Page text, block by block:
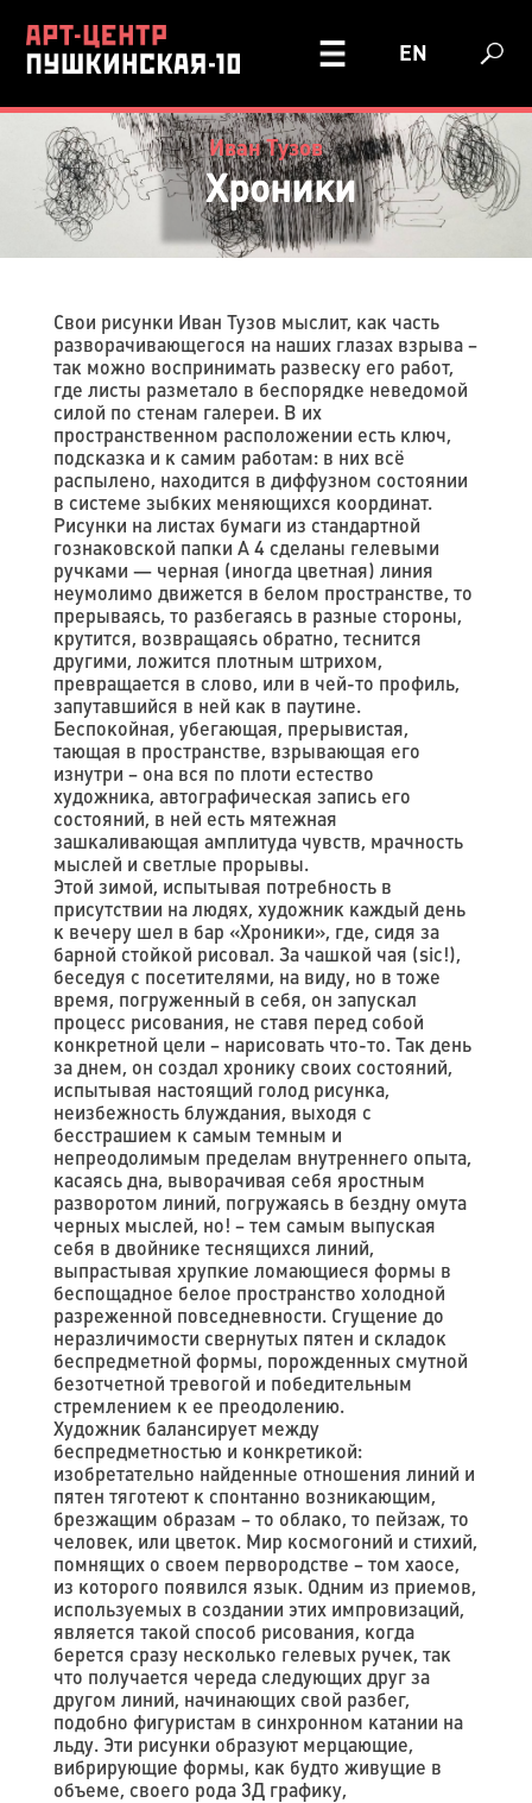
EN
Иван Тузов
Хроники
Свои рисунки Иван Тузов мыслит, как часть
разворачивающегося на наших глазах взрыва –
так можно воспринимать развеску его работ,
где листы разметало в беспорядке неведомой
силой по стенам галереи. В их
пространственном расположении есть ключ,
подсказка и к самим работам: в них всё
распылено, находится в диффузном состоянии
в системе зыбких меняющихся координат.
Рисунки на листах бумаги из стандартной
гознаковской папки А 4 сделаны гелевыми
ручками — черная (иногда цветная) линия
неумолимо движется в белом пространстве, то
прерываясь, то разбегаясь в разные стороны,
крутится, возвращаясь обратно, теснится
другими, ложится плотным штрихом,
превращается в слово, или в чей-то профиль,
запутавшийся в ней как в паутине.
Беспокойная, убегающая, прерывистая,
тающая в пространстве, взрывающая его
изнутри – она вся по плоти естество
художника, автографическая запись его
состояний, в ней есть мятежная
зашкаливающая амплитуда чувств, мрачность
мыслей и светлые прорывы.
Этой зимой, испытывая потребность в
присутствии на людях, художник каждый день
к вечеру шел в бар «Хроники», где, сидя за
барной стойкой рисовал. За чашкой чая (sic!),
беседуя с посетителями, на виду, но в тоже
время, погруженный в себя, он запускал
процесс рисования, не ставя перед собой
конкретной цели – нарисовать что-то. Так день
за днем, он создал хронику своих состояний,
испытывая настоящий голод рисунка,
неизбежность блуждания, выходя с
бесстрашием к самым темным и
непреодолимым пределам внутреннего опыта,
касаясь дна, выворачивая себя яростным
разворотом линий, погружаясь в бездну омута
черных мыслей, но! – тем самым выпуская
себя в двойнике теснящихся линий,
выпрастывая хрупкие ломающиеся формы в
беспощадное белое пространство холодной
разреженной повседневности. Сгущение до
неразличимости свернутых пятен и складок
беспредметной формы, порожденных смутной
безотчетной тревогой и победительным
стремлением к ее преодолению.
Художник балансирует между
беспредметностью и конкретикой:
изобретательно найденные отношения линий и
пятен тяготеют к спонтанно возникающим,
брезжащим образам – то облако, то пейзаж, то
человек, или цветок. Мир космогоний и стихий,
помнящих о своем первородстве – том хаосе,
из которого появился язык. Одним из приемов,
используемых в создании этих импровизаций,
является такой способ рисования, когда
берется сразу несколько гелевых ручек, так
что получается череда следующих друг за
другом линий, начинающих свой разбег,
подобно фигуристам в синхронном катании на
льду. Эти рисунки образуют мерцающие,
вибрирующие формы, как будто живущие в
объеме, своего рода 3Д графику,